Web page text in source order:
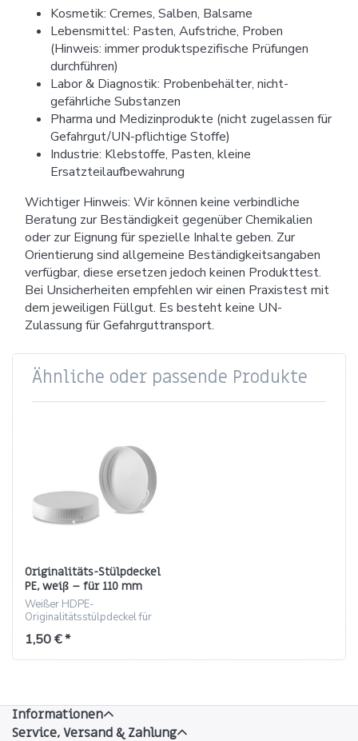
Kosmetik: Cremes, Salben, Balsame
Lebensmittel: Pasten, Aufstriche, Proben
(Hinweis: immer produktspezifische Prüfungen
durchführen)
Labor & Diagnostik: Probenbehälter, nicht-
gefährliche Substanzen
Pharma und Medizinprodukte (nicht zugelassen für
Gefahrgut/UN-pflichtige Stoffe)
Industrie: Klebstoffe, Pasten, kleine
Ersatzteilaufbewahrung
Wichtiger Hinweis: Wir können keine verbindliche
Beratung zur Beständigkeit gegenüber Chemikalien
oder zur Eignung für spezielle Inhalte geben. Zur
Orientierung sind allgemeine Beständigkeitsangaben
verfügbar, diese ersetzen jedoch keinen Produkttest.
Bei Unsicherheiten empfehlen wir einen Praxistest mit
dem jeweiligen Füllgut. Es besteht keine UN-
Zulassung für Gefahrguttransport.
Ähnliche oder passende Produkte
Originalitäts-Stülpdeckel
PE, weiß – für 110 mm
Dosen (ND110)
Weißer HDPE-
Originalitätsstülpdeckel für
Höhe 24.7 mm, 300
1,50 € *
Informationen
Service, Versand & Zahlung